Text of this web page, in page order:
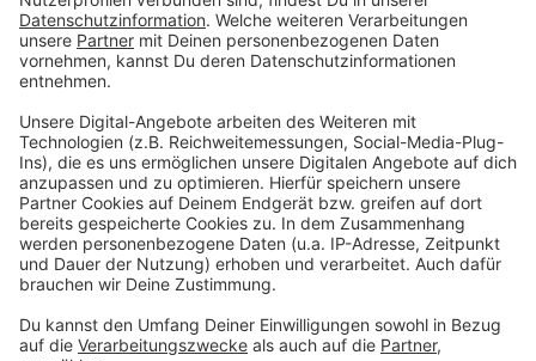
Riedel unter +49 15733711285
oder unterinfo@lev-js.de
Anzeige
Mehr Nachrichten aus Leverkusen
Anzeige